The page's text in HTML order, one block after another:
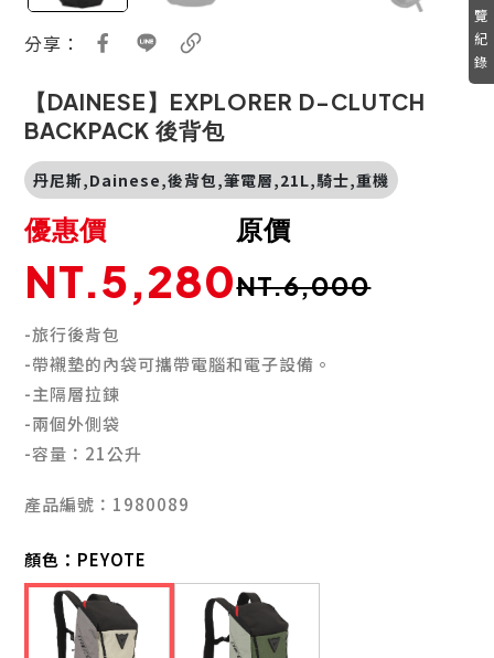
分享：
【DAINESE】EXPLORER D-CLUTCH
BACKPACK 後背包
丹尼斯,Dainese,後背包,筆電層,21L,騎士,重機
原價
NT.6,000
優惠價
NT.5,280
-旅行後背包
-帶襯墊的內袋可攜帶電腦和電子設備。
-主隔層拉鍊
-兩個外側袋
-容量：21公升
產品編號：1980089
顏色： PEYOTE
覽
紀
錄